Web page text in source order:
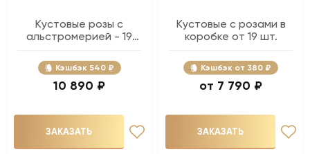
Кустовые розы с
альстромерией - 19
шт.
Кэшбэк 540 ₽
10 890 ₽
ЗАКАЗАТЬ
Кустовые с розами в
коробке от 19 шт.
Кэшбэк 380 ₽
7 790 ₽
ЗАКАЗАТЬ